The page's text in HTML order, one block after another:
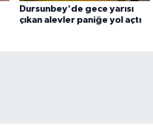
Dursunbey'de gece yarısı
çıkan alevler paniğe yol açtı